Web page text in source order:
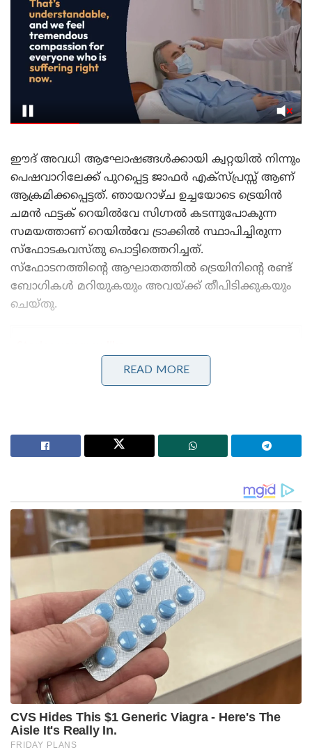
ഈദ് അവധി ആഘോഷങ്ങൾക്കായി ക്വറ്റയിൽ നിന്നും
പെഷവാറിലേക്ക് പുറപ്പെട്ട ജാഫർ എക്സ്പ്രസ്സ് ആണ്
ആക്രമിക്കപ്പെട്ടത്. ഞായറാഴ്ച ഉച്ചയോടെ ട്രെയിൻ
ചമൻ ഫട്ടക് റെയിൽവേ സിഗ്നൽ കടന്നുപോകുന്ന
സമയത്താണ് റെയിൽവേ ട്രാക്കിൽ സ്ഥാപിച്ചിരുന്ന
സ്ഫോടകവസ്തു പൊട്ടിത്തെറിച്ചത്.
സ്ഫോടനത്തിന്റെ ആഘാതത്തിൽ ട്രെയിനിന്റെ രണ്ട്
ബോഗികൾ മറിയുകയും അവയ്ക്ക് തീപിടിക്കുകയും
ചെയ്തു.
യുപിഐ പണമിടപാടപാടുകൾക്ക് മെർച്ചന്റ്
ഡിസ്കൗണ്ട് റേറ്റ്; ബിൽ പാസാക്കി ലോക്സഭ ; 2000
പരിക്കേറ്റവരെ ഉടൻ തന്നെ ക്വറ്റയിലെ സിവിൽ
ആശുപത്രിയിലേക്കും സൈനിക
ആശുപത്രിയിലേക്കും മാറ്റി. പലരുടെയും നില അതീവ
ഗുരുതരമായി തുടരുകയാണ്. അടിയന്തര സാഹചര്യം
നേരിടാൻ ക്വറ്റയിലെ എല്ലാ സർക്കാർ
ആശുപത്രികളിലും മെഡിക്കൽ എമർജൻസി
പ്രഖ്യാപിച്ചിട്ടുണ്ട്. സ്ഫോടനത്തെ തുടർന്ന് റെയിൽവേ
സുരക്ഷ മുൻനിർത്തി പെഷവാറിലേക്കുള്ള ജാഫർ
എക്സ്പ്രസ്സ് സർവീസ് താൽക്കാലികമായി
നിർത്തിവെച്ചു. ആക്രമണത്തിന്റെ ഉത്തരവാദിത്തം
നിലവിൽ ആരും ഏറ്റെടുത്തിട്ടില്ല.
Tags: pakistan balochistan Balochistan train blast
READ MORE